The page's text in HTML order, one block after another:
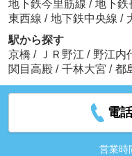
地下鉄今里筋線 / 地下鉄
東西線 / 地下鉄中央線 /
駅から探す
京橋 / ＪＲ野江 / 野江内
関目高殿 / 千林大宮 / 都
電
営業時